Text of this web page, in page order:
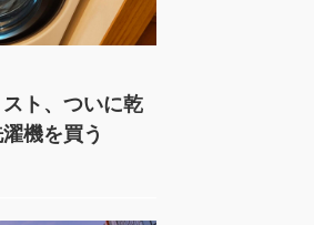
ト、ついに乾
機を買う